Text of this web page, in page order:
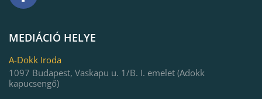
MEDIÁCIÓ HELYE
A-Dokk Iroda
1097 Budapest, Vaskapu u. 1/B. I. emelet (Adokk
kapucsengő)